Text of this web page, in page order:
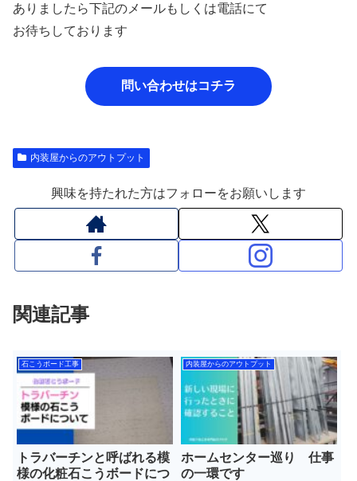
ありましたら下記のメールもしくは電話にて
お待ちしております
問い合わせはコチラ
内装屋からのアウトプット
興味を持たれた方はフォローをお願いします
関連記事
石こうボード工事
トラバーチンと呼ばれる模
様の化粧石こうボードにつ
内装屋からのアウトプット
ホームセンター巡り 仕事
の一環です